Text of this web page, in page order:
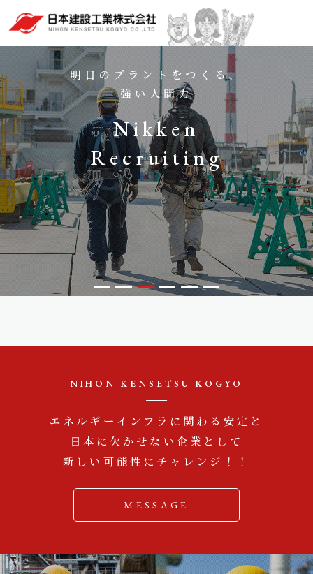
明⽇のプラントをつくる、
強い⼈間⼒
Nikken
Recruiting
NIHON KENSETSU KOGYO
エネルギーインフラに関わる安定と
日本に欠かせない企業として
新しい可能性にチャレンジ！！
MESSAGE